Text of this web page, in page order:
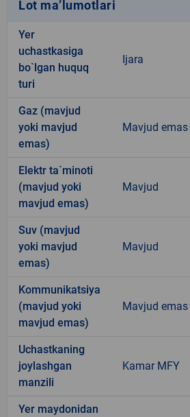
Lot ma’lumotlari
Yer
uchastkasiga
bo`lgan huquq
turi
Ijara
Gaz (mavjud
yoki mavjud
emas)
Mavjud emas
Elektr ta`minoti
(mavjud yoki
mavjud emas)
Mavjud
Suv (mavjud
yoki mavjud
emas)
Mavjud
Kommunikatsiya
(mavjud yoki
mavjud emas)
Mavjud emas
Uchastkaning
joylashgan
manzili
Kamar MFY
Yer maydonidan